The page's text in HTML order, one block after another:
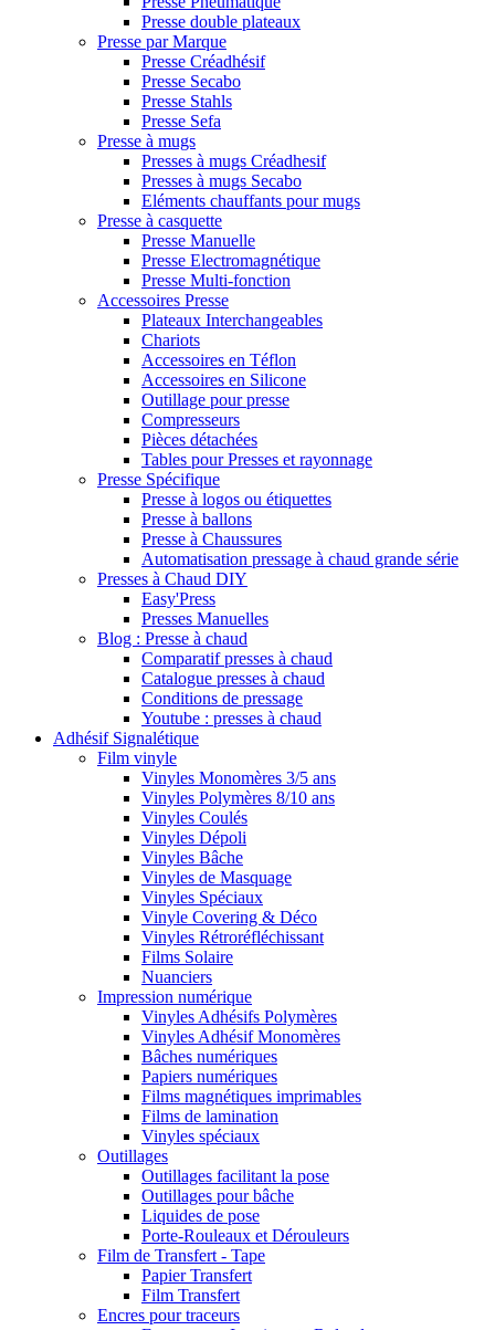
Presse double plateaux
Presse par Marque
Presse Créadhésif
Presse Secabo
Presse Stahls
Presse Sefa
Presse à mugs
Presses à mugs Créadhesif
Presses à mugs Secabo
Eléments chauffants pour mugs
Presse à casquette
Presse Manuelle
Presse Electromagnétique
Presse Multi-fonction
Accessoires Presse
Plateaux Interchangeables
Chariots
Accessoires en Téflon
Accessoires en Silicone
Outillage pour presse
Compresseurs
Pièces détachées
Tables pour Presses et rayonnage
Presse Spécifique
Presse à logos ou étiquettes
Presse à ballons
Presse à Chaussures
Automatisation pressage à chaud grande série
Presses à Chaud DIY
Easy'Press
Presses Manuelles
Blog : Presse à chaud
Comparatif presses à chaud
Catalogue presses à chaud
Conditions de pressage
Youtube : presses à chaud
Adhésif Signalétique
Film vinyle
Vinyles Monomères 3/5 ans
Vinyles Polymères 8/10 ans
Vinyles Coulés
Vinyles Dépoli
Vinyles Bâche
Vinyles de Masquage
Vinyles Spéciaux
Vinyle Covering & Déco
Vinyles Rétroréfléchissant
Films Solaire
Nuanciers
Impression numérique
Vinyles Adhésifs Polymères
Vinyles Adhésif Monomères
Bâches numériques
Papiers numériques
Films magnétiques imprimables
Films de lamination
Vinyles spéciaux
Outillages
Outillages facilitant la pose
Outillages pour bâche
Liquides de pose
Porte-Rouleaux et Dérouleurs
Film de Transfert - Tape
Papier Transfert
Film Transfert
Encres pour traceurs